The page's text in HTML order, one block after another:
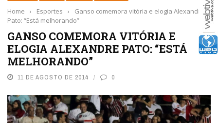
Home › Esportes ›
Ganso comemora vitória e elogia Alexandre
Pato: “Está melhorando”
GANSO COMEMORA VITÓRIA E
ELOGIA ALEXANDRE PATO: “ESTÁ
MELHORANDO”
11 DE AGOSTO DE 2014 0